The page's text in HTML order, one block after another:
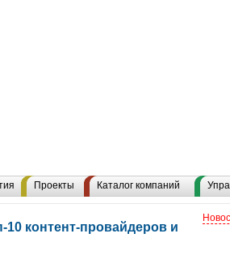
Проекты Каталог компаний
10 контент-провайдеров и